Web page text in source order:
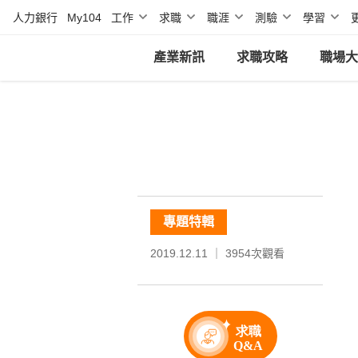
人力銀行 My104 工作 求職 職涯 測驗 學習
產業新訊 求職攻略 職場
專題特輯
2019.12.11 ｜ 3954次觀看